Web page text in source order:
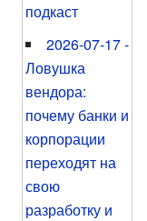
подкаст
2026-07-17 -
Ловушка
вендора:
почему банки и
корпорации
переходят на
свою
разработку и